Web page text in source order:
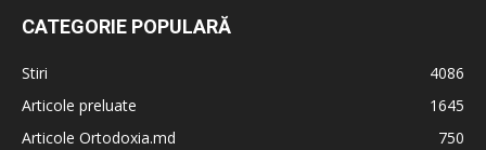
CATEGORIE POPULARĂ
Stiri
4086
Articole preluate
1645
Articole Ortodoxia.md
750